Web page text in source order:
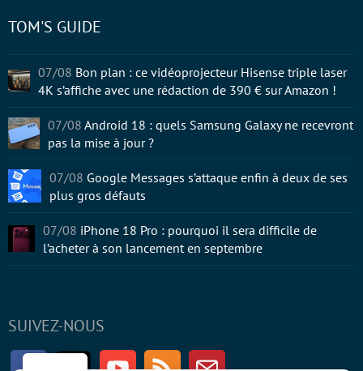
SUIVEZ-NOUS
FacebookTwitter Youtube RSS Newsletter
TOM'S GUIDE
07/08 Bon plan : ce vidéoprojecteur Hisense triple laser
4K s’affiche avec une rédaction de 390 € sur Amazon !
07/08 Android 18 : quels Samsung Galaxy ne recevront
pas la mise à jour ?
07/08 Google Messages s’attaque enfin à deux de ses
plus gros défauts
07/08 iPhone 18 Pro : pourquoi il sera difficile de
l’acheter à son lancement en septembre